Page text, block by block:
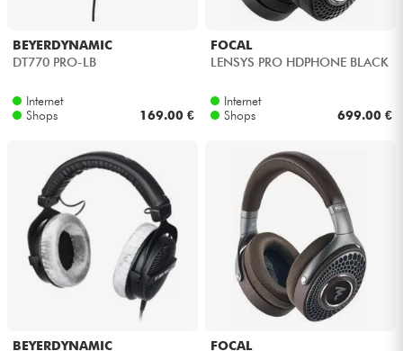
BEYERDYNAMIC
DT770 PRO-LB
Internet
Shops
169.00 €
FOCAL
LENSYS PRO HDPHONE BLACK
Internet
Shops
699.00 €
BEYERDYNAMIC
FOCAL